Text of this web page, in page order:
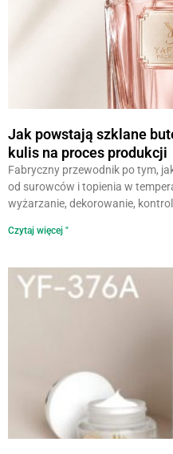
Jak powstają szklane
kulis na proces produkcji
Fabryczny przewodnik po tym,
od surowców i topienia w
wyżarzanie, dekorowanie,
Czytaj więcej "